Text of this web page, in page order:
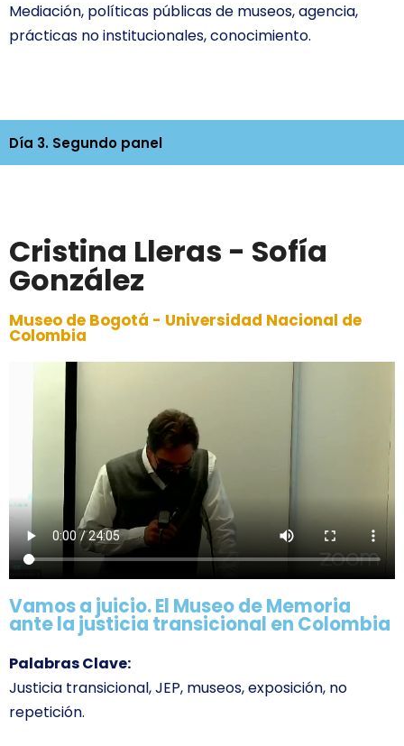
Mediación, políticas públicas de museos, agencia,
prácticas no institucionales, conocimiento.
Día 3. Segundo panel
Cristina Lleras - Sofía
González
Museo de Bogotá - Universidad Nacional de
Colombia
Vamos a juicio. El Museo de Memoria
ante la justicia transicional en Colombia
Palabras Clave:
Justicia transicional, JEP, museos, exposición, no
repetición.